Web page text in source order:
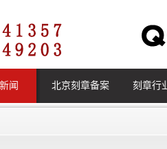
闻 北京刻章备案 刻章行